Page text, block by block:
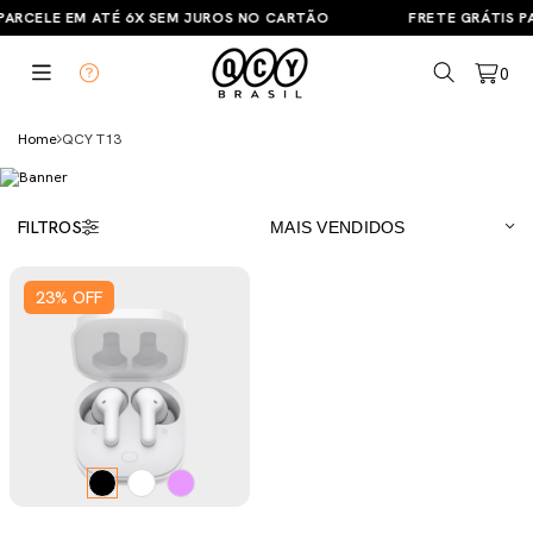
EM ATÉ 6X SEM JUROS NO CARTÃO FRETE GRÁTIS
0
Home QCY T13
FILTROS
23% OFF